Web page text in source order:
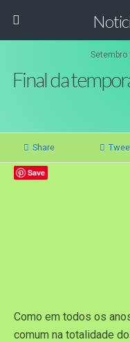
Final da
Share
Save
Como em todos os
comum na totalidade